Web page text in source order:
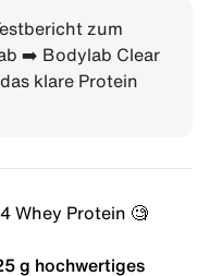
zum
➡️ Bodylab Clear
klare Protein
Whey Protein 🧐
g hochwertiges